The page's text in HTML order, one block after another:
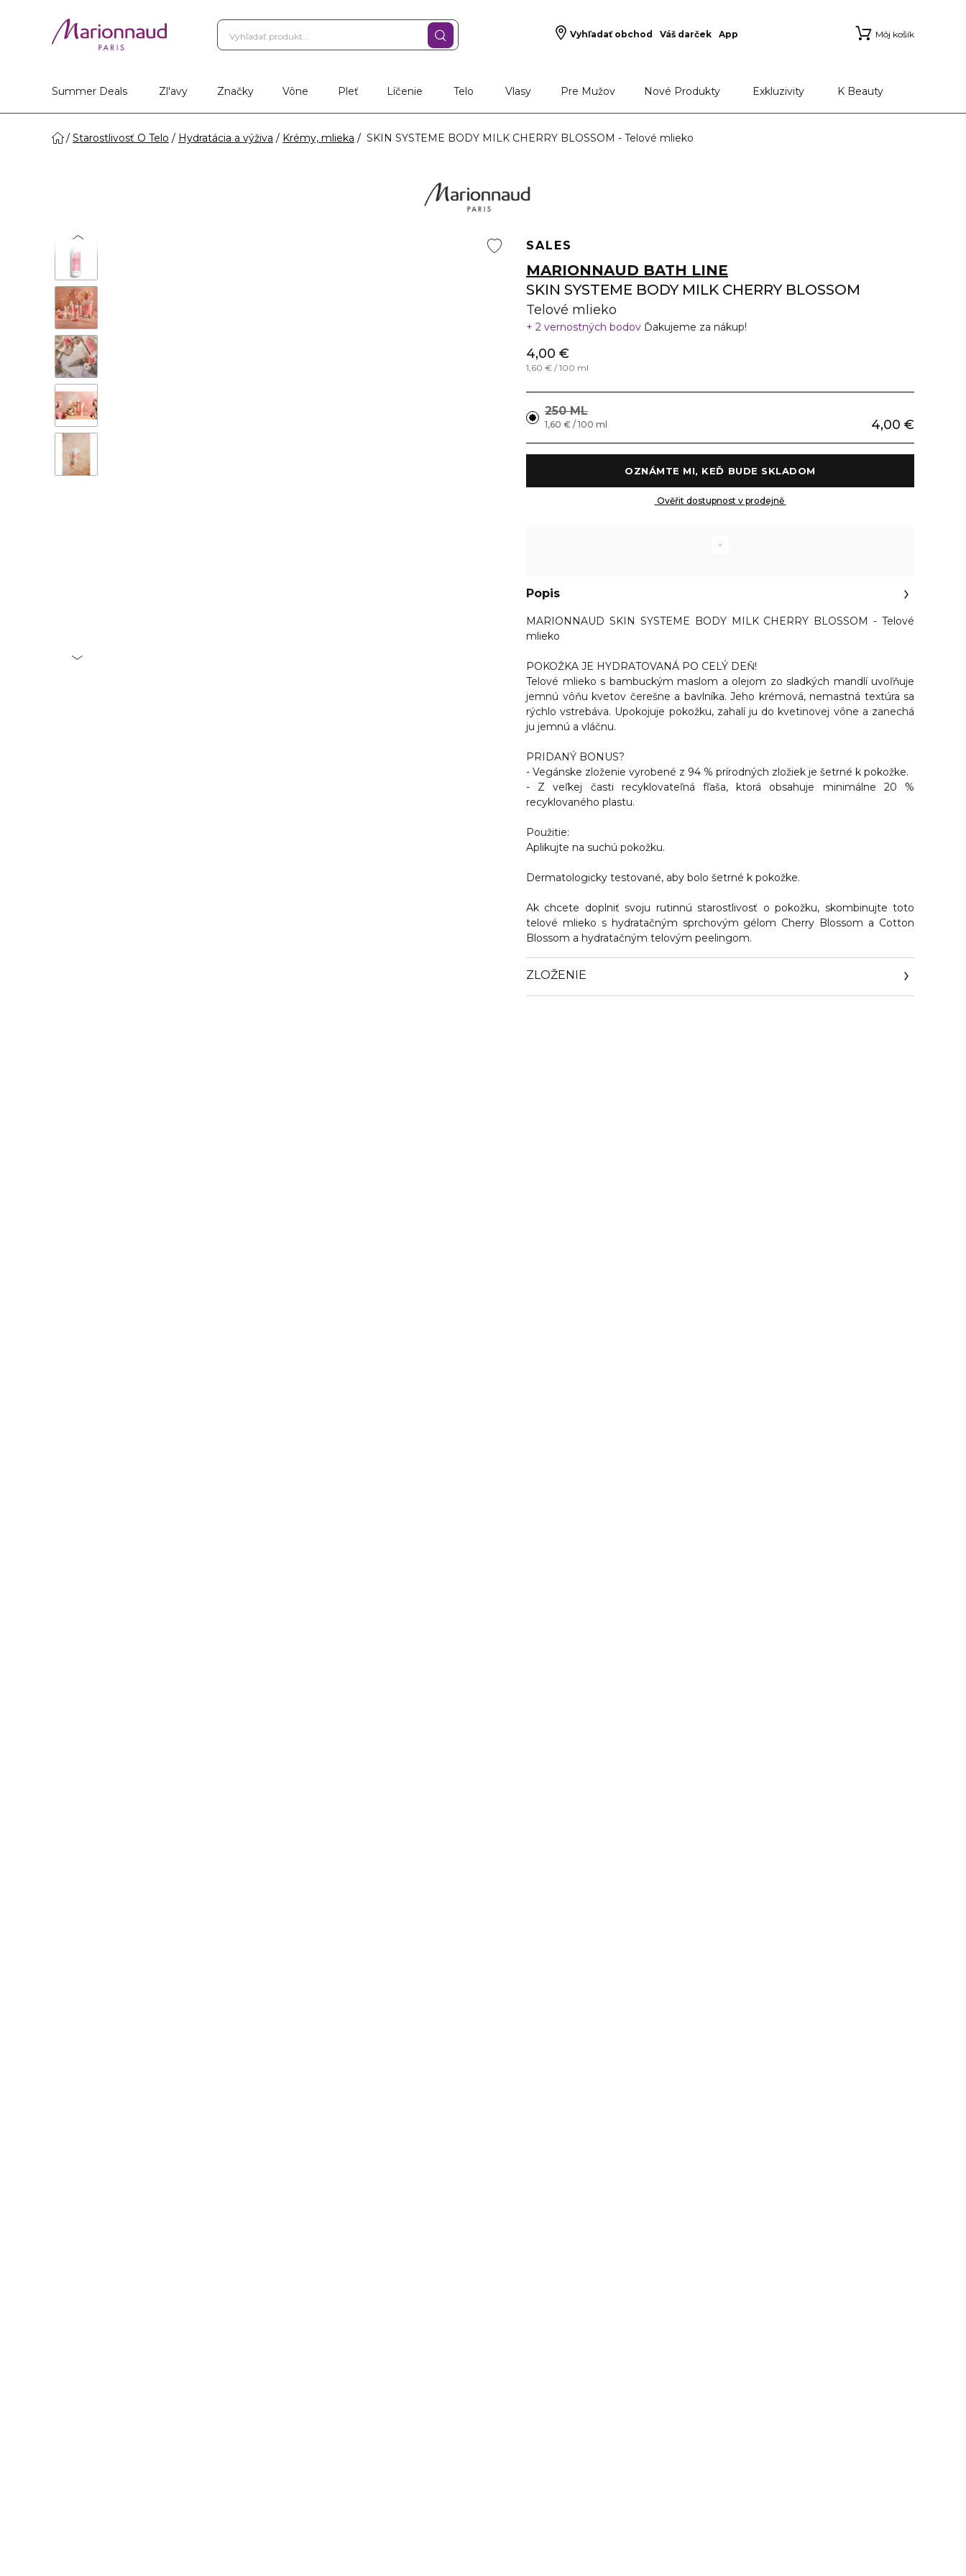
Vyhľadať obchod Váš darček App Môj košík
Summer Deals Zl'avy Značky Vône Pleť Líčenie Telo Vlasy Pre Mužov Nové Produkty Exkluzivity K Beauty
Starostlivosť O Telo Hydratácia a výživa Krémy, mlieka SKIN SYSTEME BODY MILK CHERRY BLOSSOM - Telové mlieko
SALES
MARIONNAUD BATH LINE
SKIN SYSTEME BODY MILK CHERRY BLOSSOM
Telové mlieko
2 vernostných bodov Ďakujeme za nákup!
4,00 €
1,60 € / 100 ml
250 ML
4,00 €
1,60 € / 100 ml
Ověřit dostupnost v prodejně
Popis
MARIONNAUD SKIN SYSTEME BODY MILK CHERRY BLOSSOM - Telové
mlieko
POKOŽKA JE HYDRATOVANÁ PO CELÝ DEŇ!
Telové mlieko s bambuckým maslom a olejom zo sladkých mandlí uvoľňuje
jemnú vôňu kvetov čerešne a bavlníka. Jeho krémová, nemastná textúra sa
rýchlo vstrebáva. Upokojuje pokožku, zahalí ju do kvetinovej vône a zanechá
ju jemnú a vláčnu.
PRIDANÝ BONUS?
- Vegánske zloženie vyrobené z 94 % prírodných zložiek je šetrné k pokožke.
- Z veľkej časti recyklovateľná fľaša, ktorá obsahuje minimálne 20 %
recyklovaného plastu.
Použitie:
Aplikujte na suchú pokožku.
Dermatologicky testované, aby bolo šetrné k pokožke.
Ak chcete doplniť svoju rutinnú starostlivosť o pokožku, skombinujte toto
telové mlieko s hydratačným sprchovým gélom Cherry Blossom a Cotton
Blossom a hydratačným telovým peelingom.
ZLOŽENIE